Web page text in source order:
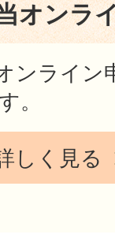
オンラ
ンライン
。
しく見る